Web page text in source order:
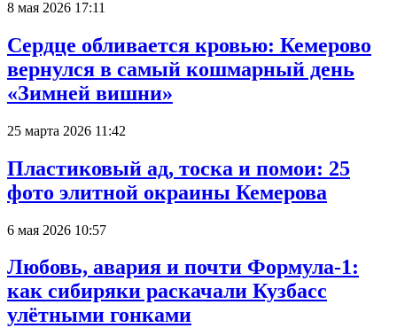
8 мая 2026 17:11
Сердце обливается кровью: Кемерово
вернулся в самый кошмарный день
«Зимней вишни»
25 марта 2026 11:42
Пластиковый ад, тоска и помои: 25
фото элитной окраины Кемерова
6 мая 2026 10:57
Любовь, авария и почти Формула-1:
как сибиряки раскачали Кузбасс
улётными гонками